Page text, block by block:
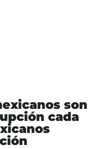
son
cada